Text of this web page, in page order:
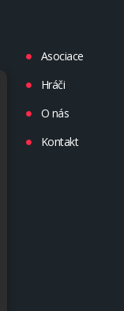
Asociace
Hráči
O nás
Kontakt